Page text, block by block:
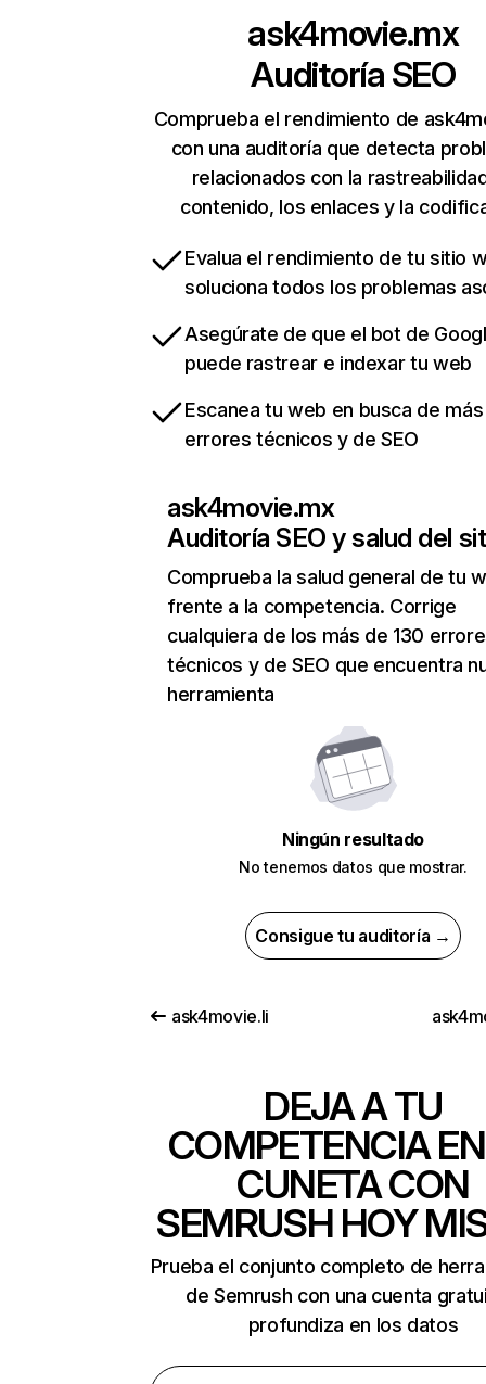
ask4movie.mx
Auditoría SEO
Comprueba el rendimiento de
con una auditoría que detecta
relacionados con la
contenido, los enlaces y la
Evalua el rendimiento de tu sitio
soluciona todos los problemas
Asegúrate de que el bot de
puede rastrear e indexar tu web
Escanea tu web en busca de
errores técnicos y de SEO
ask4movie.mx
Auditoría SEO y salud del
Comprueba la salud general de tu
frente a la competencia. Corrige
cualquiera de los más de 130
técnicos y de SEO que encuentra
herramienta
Ningún resultado
No tenemos datos que mostrar.
Consigue tu auditoría →
ask4movie.li
DEJA A TU
COMPETENCIA
CUNETA CON
SEMRUSH HOY
Prueba el conjunto completo de
de Semrush con una cuenta
profundiza en los datos